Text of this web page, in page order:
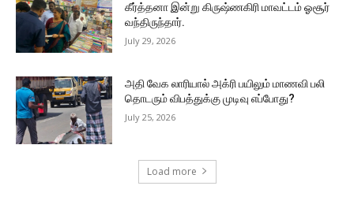
கீர்த்தனா இன்று கிருஷ்ணகிரி மாவட்டம் ஓசூர்
வந்திருந்தார்.
July 29, 2026
அதி வேக லாரியால் அக்ரி பயிலும் மாணவி பலி
தொடரும் விபத்துக்கு முடிவு எப்போது?
July 25, 2026
Load more